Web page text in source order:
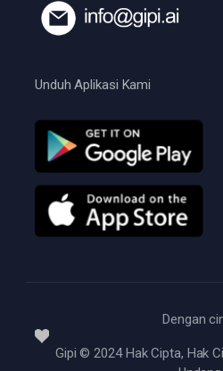
Unduh Aplikasi Kami
Dengan
Gipi © 2024 Hak Cipta, Hak